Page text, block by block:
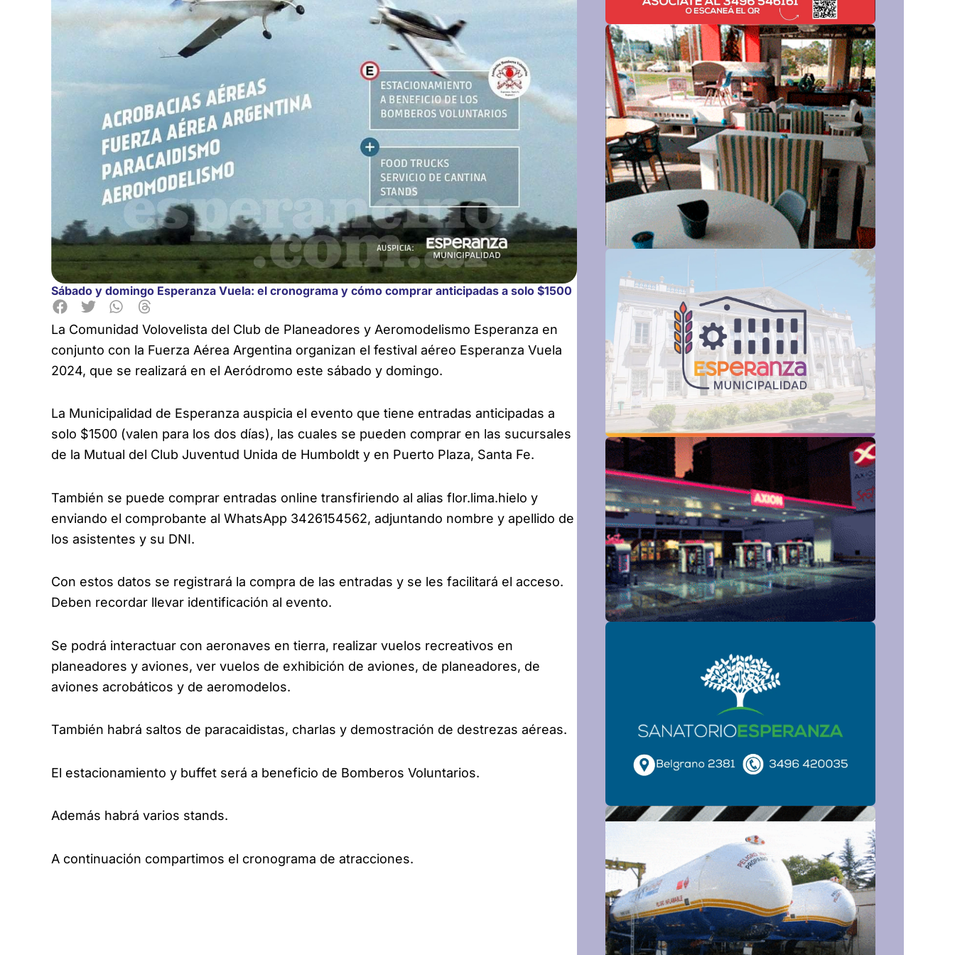
Sábado y domingo Esperanza Vuela: el cronograma y cómo comprar anticipadas a solo $1500
La Comunidad Volovelista del Club de Planeadores y Aeromodelismo Esperanza en
conjunto con la Fuerza Aérea Argentina organizan el festival aéreo Esperanza Vuela
2024, que se realizará en el Aeródromo este sábado y domingo.
La Municipalidad de Esperanza auspicia el evento que tiene entradas anticipadas a
solo $1500 (valen para los dos días), las cuales se pueden comprar en las sucursales
de la Mutual del Club Juventud Unida de Humboldt y en Puerto Plaza, Santa Fe.
También se puede comprar entradas online transfiriendo al alias flor.lima.hielo y
enviando el comprobante al WhatsApp 3426154562, adjuntando nombre y apellido de
los asistentes y su DNI.
Con estos datos se registrará la compra de las entradas y se les facilitará el acceso.
Deben recordar llevar identificación al evento.
Se podrá interactuar con aeronaves en tierra, realizar vuelos recreativos en
planeadores y aviones, ver vuelos de exhibición de aviones, de planeadores, de
aviones acrobáticos y de aeromodelos.
También habrá saltos de paracaidistas, charlas y demostración de destrezas aéreas.
El estacionamiento y buffet será a beneficio de Bomberos Voluntarios.
Además habrá varios stands.
A continuación compartimos el cronograma de atracciones.